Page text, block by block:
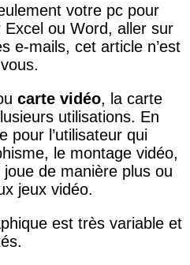
votre pc pour
ou Word, aller sur
e-mails, cet article n’est
carte vidéo, la carte
utilisations. En
pour l’utilisateur qui
le montage vidéo,
de manière plus ou
jeux vidéo.
est très variable et